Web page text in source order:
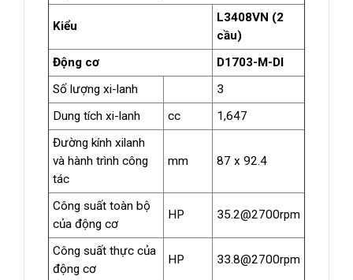
Kiểu
L3408VN (2
cầu)
Động cơ
D1703-M-DI
Số lượng xi-lanh
3
Dung tích xi-lanh
cc
1,647
Đường kính xilanh
và hành trình công
tác
mm 87 x 92.4
Công suất toàn bộ
của động cơ
HP 35.2@2700rpm
Công suất thực của
động cơ
HP 33.8@2700rpm